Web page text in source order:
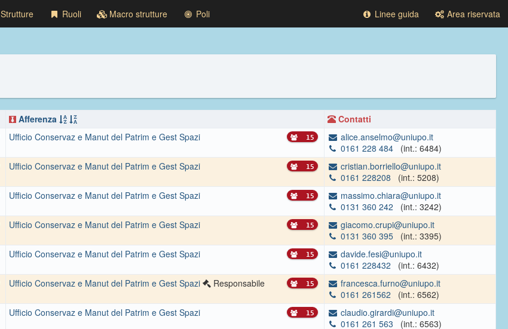
Strutture Ruoli Macro strutture Poli Linee guida Area riservata
Afferenza
Contatti
Ufficio Conservaz e Manut del Patrim e Gest Spazi 15
alice.anselmo@uniupo.it
0161 228 484
(int.: 6484)
Ufficio Conservaz e Manut del Patrim e Gest Spazi 15
cristian.borriello@uniupo.it
0161 228208
(int.: 5208)
Ufficio Conservaz e Manut del Patrim e Gest Spazi 15
massimo.chiara@uniupo.it
0131 360 242
(int.: 3242)
Ufficio Conservaz e Manut del Patrim e Gest Spazi 15
giacomo.crupi@uniupo.it
0131 360 395
(int.: 3395)
Ufficio Conservaz e Manut del Patrim e Gest Spazi 15
davide.fesi@uniupo.it
0161 228432
(int.: 6432)
Ufficio Conservaz e Manut del Patrim e Gest Spazi 15
Responsabile
francesca.furno@uniupo.it
0161 261562
(int.: 6562)
Ufficio Conservaz e Manut del Patrim e Gest Spazi 15
claudio.girardi@uniupo.it
0161 261 563
(int.: 6563)